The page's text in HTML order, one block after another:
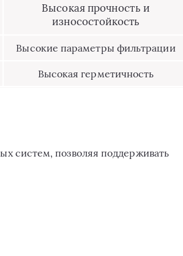
Высокая прочность и
износостойкость
Высокие параметры фильтрации
Высокая герметичность
систем, позволяя поддерживать